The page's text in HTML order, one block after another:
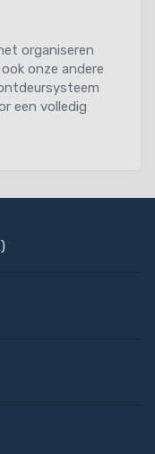
organiseren
onze andere
een volledig